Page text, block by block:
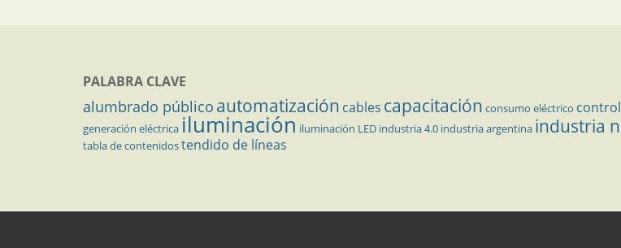
PALABRA CLAVE
alumbrado público automatización cables capacitación consumo eléctrico control
generación eléctrica iluminación iluminación LED industria 4.0 industria argentina industria
tabla de contenidostendido de líneas